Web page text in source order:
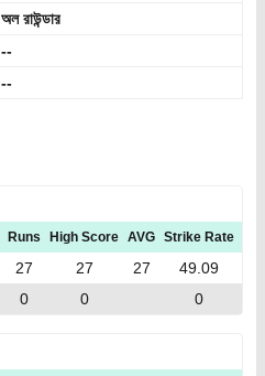
অল রাউন্ডার
--
--
Runs High Score AVG Strike Rate
27 27 27 49.09
0 0 0